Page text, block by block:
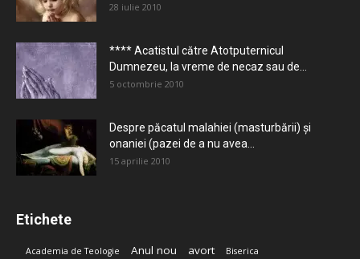
28 iulie 2010
**** Acatistul către Atotputernicul
Dumnezeu, la vreme de necaz sau de...
5 octombrie 2010
Despre păcatul malahiei (masturbării) şi
onaniei (pazei de a nu avea...
15 aprilie 2010
Etichete
Academia de Teologie Anul nou avort Biserica